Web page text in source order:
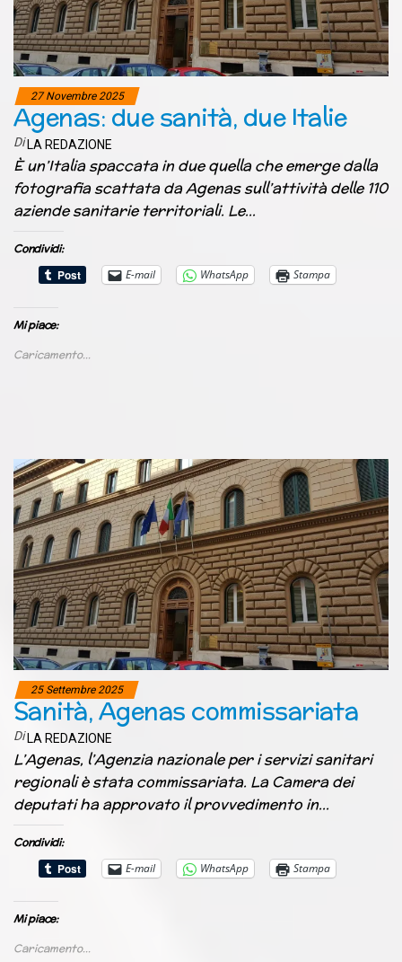
27 Novembre 2025
Agenas: due sanità, due Italie
DiLA REDAZIONE
È un’Italia spaccata in due quella che emerge dalla
fotografia scattata da Agenas sull’attività delle 110
aziende sanitarie territoriali. Le…
Condividi:
E-mail
WhatsApp Stampa
Mi piace:
Caricamento...
25 Settembre 2025
Sanità, Agenas commissariata
Di LA REDAZIONE
L’Agenas, l’Agenzia nazionale per i servizi sanitari
regionali è stata commissariata. La Camera dei
deputati ha approvato il provvedimento in…
Condividi:
E-mail
WhatsApp Stampa
Mi piace:
Caricamento...